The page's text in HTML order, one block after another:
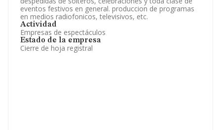
eventos festivos en general. produccion de programas
en medios radiofonicos, televisivos, etc.
Actividad
Empresas de espectáculos
Estado de la empresa
Cierre de hoja registral